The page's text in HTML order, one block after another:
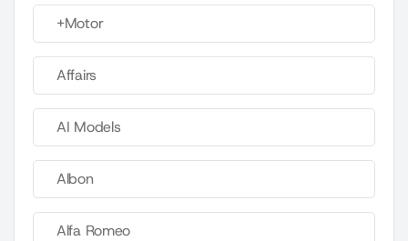
+Motor
Affairs
AI Models
Albon
Alfa Romeo